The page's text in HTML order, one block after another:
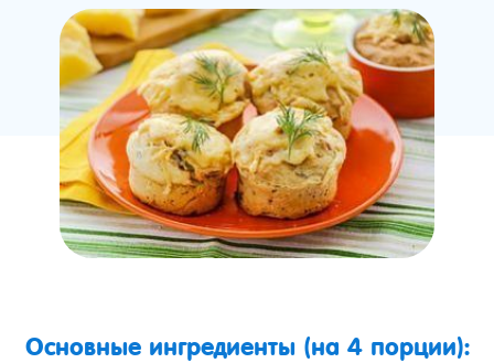
Основные ингредиенты (на 4 порции):